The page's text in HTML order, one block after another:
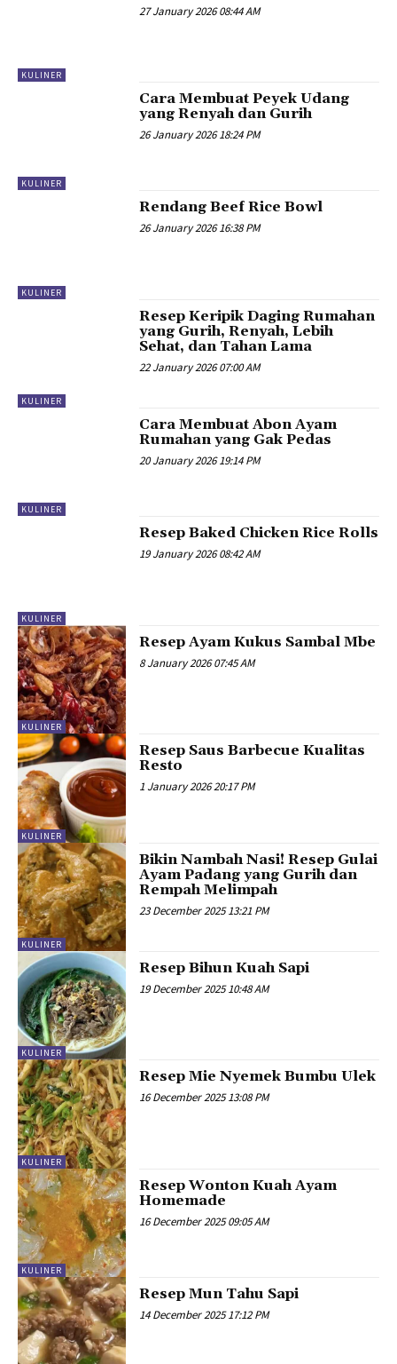
KULINER
27 January 2026 08:44 AM
KULINER
Cara Membuat Peyek Udang
yang Renyah dan Gurih
26 January 2026 18:24 PM
KULINER
Rendang Beef Rice Bowl
26 January 2026 16:38 PM
KULINER
Resep Keripik Daging Rumahan
yang Gurih, Renyah, Lebih
Sehat, dan Tahan Lama
22 January 2026 07:00 AM
KULINER
Cara Membuat Abon Ayam
Rumahan yang Gak Pedas
20 January 2026 19:14 PM
KULINER
Resep Baked Chicken Rice Rolls
19 January 2026 08:42 AM
KULINER
Resep Ayam Kukus Sambal Mbe
8 January 2026 07:45 AM
KULINER
Resep Saus Barbecue Kualitas
Resto
1 January 2026 20:17 PM
KULINER
Bikin Nambah Nasi! Resep Gulai
Ayam Padang yang Gurih dan
Rempah Melimpah
23 December 2025 13:21 PM
KULINER
Resep Bihun Kuah Sapi
19 December 2025 10:48 AM
KULINER
Resep Mie Nyemek Bumbu Ulek
16 December 2025 13:08 PM
KULINER
Resep Wonton Kuah Ayam
Homemade
16 December 2025 09:05 AM
Resep Mun Tahu Sapi
14 December 2025 17:12 PM